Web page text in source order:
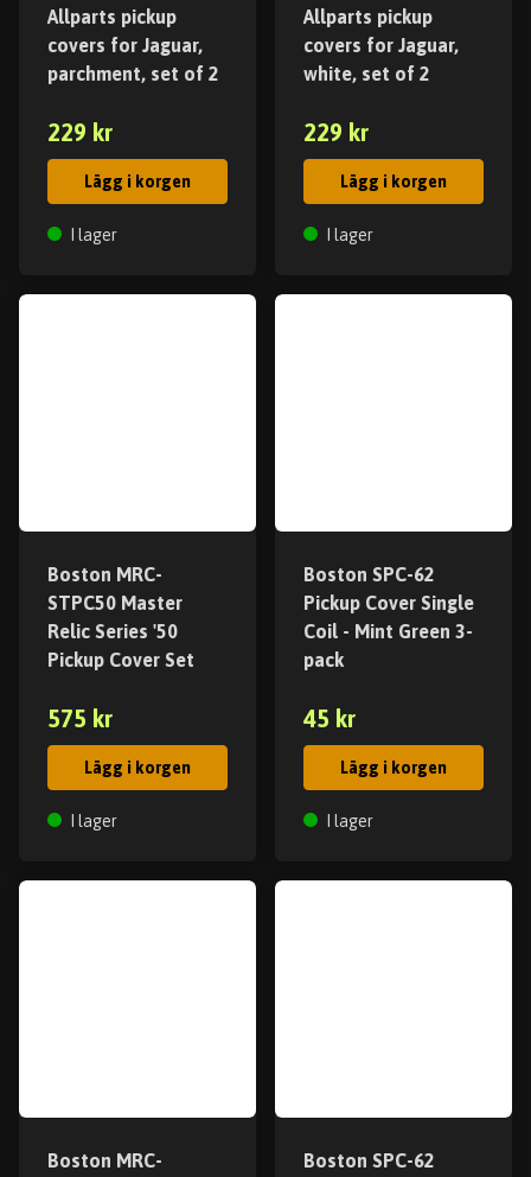
Allparts pickup
covers for Jaguar,
parchment, set of 2
229 kr
Lägg i korgen
I lager
Allparts pickup
covers for Jaguar,
white, set of 2
229 kr
Lägg i korgen
I lager
Boston MRC-
STPC50 Master
Relic Series '50
Pickup Cover Set
575 kr
Lägg i korgen
I lager
Boston SPC-62
Pickup Cover Single
Coil - Mint Green 3-
pack
45 kr
Lägg i korgen
I lager
Boston MRC-
Boston SPC-62